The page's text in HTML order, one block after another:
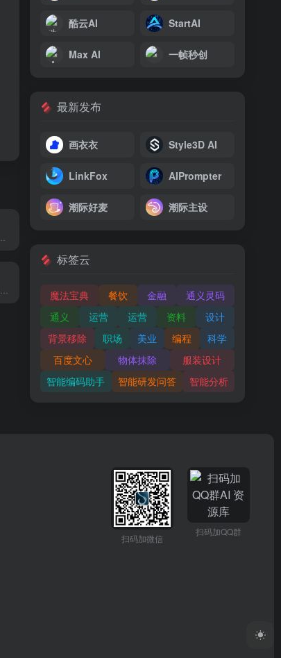
酷云AI StartAI
Max AI 一帧秒创
最新发布
画衣衣 Style3D AI
LinkFox AIPrompter
潮际好麦 潮际主设
标签云
魔法宝典 餐饮 金融
通义灵码
通义
运营 运营 资料
设计
背景移除
职场 美业 编程
科学
百度文心
物体抹除
服装设计
智能编码助手
智能研发问答 智能分析
扫码加微信
扫码加QQ群